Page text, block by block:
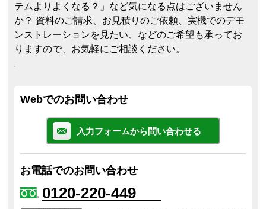
テムよりよくなる？」など気になる点はございません
か？ 資料のご請求、お見積りのご依頼、実機でのデモ
ンストレーションを見たい、などのご希望も承ってお
りますので、お気軽にご相談ください。
Webでのお問い合わせ
入力フォームから問い合わせる
お電話でのお問い合わせ
0120-220-449